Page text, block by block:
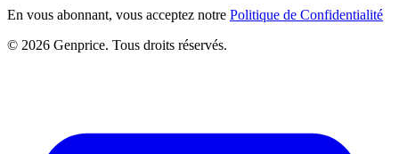
En vous abonnant, vous acceptez notre Politique de Confidentialité
© 2026 Genprice. Tous droits réservés.